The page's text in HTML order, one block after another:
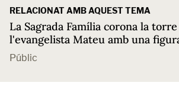
RELACIONAT AMB AQUEST TEMA
La Sagrada Família corona la
l'evangelista Mateu amb una
Públic